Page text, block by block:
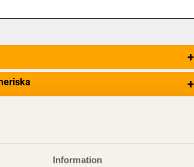
Information
+
+